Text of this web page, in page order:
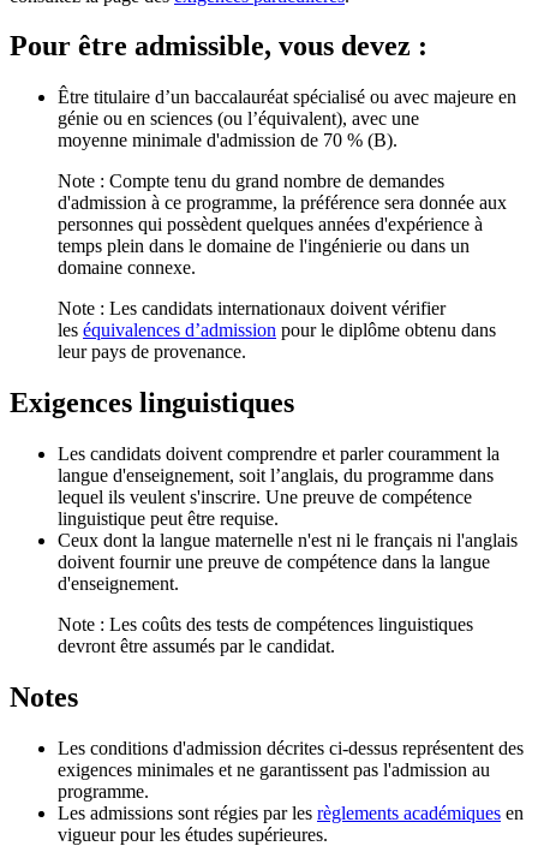
Pour être admissible, vous devez :
Être titulaire d’un baccalauréat spécialisé ou avec majeure en
génie ou en sciences (ou l’équivalent), avec une
moyenne minimale d'admission de 70 % (B).
Note : Compte tenu du grand nombre de demandes
d'admission à ce programme, la préférence sera donnée aux
personnes qui possèdent quelques années d'expérience à
temps plein dans le domaine de l'ingénierie ou dans un
domaine connexe.
Note : Les candidats internationaux doivent vérifier
les équivalences d’admission pour le diplôme obtenu dans
leur pays de provenance.
Exigences linguistiques
Les candidats doivent comprendre et parler couramment la
langue d'enseignement, soit l’anglais, du programme dans
lequel ils veulent s'inscrire. Une preuve de compétence
linguistique peut être requise.
Ceux dont la langue maternelle n'est ni le français ni l'anglais
doivent fournir une preuve de compétence dans la langue
d'enseignement.
Note : Les coûts des tests de compétences linguistiques
devront être assumés par le candidat.
Notes
Les conditions d'admission décrites ci-dessus représentent des
exigences minimales et ne garantissent pas l'admission au
programme.
Les admissions sont régies par les règlements académiques en
vigueur pour les études supérieures.